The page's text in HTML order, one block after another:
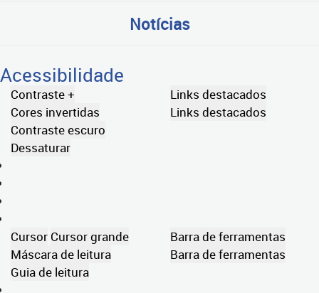
Notícias
Acessibilidade
Contraste +
Cores invertidas
Contraste escuro
Dessaturar
Links destacados
Links destacados
Cursor Cursor grande
Máscara de leitura
Guia de leitura
Barra de ferramentas
Barra de ferramentas